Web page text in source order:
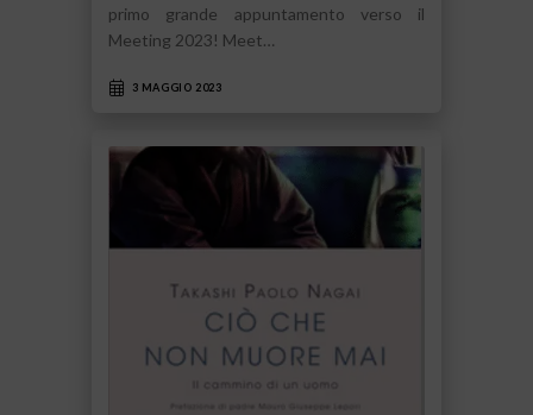
primo grande appuntamento verso il
Meeting 2023! Meet…
3 MAGGIO 2023